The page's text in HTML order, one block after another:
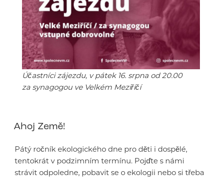
Účastníci zájezdu, v pátek 16. srpna od 20.00
za synagogou ve Velkém Meziříčí
Ahoj Země!
Pátý ročník ekologického dne pro děti i dospělé,
tentokrát v podzimním termínu. Pojďte s námi
strávit odpoledne, pobavit se o ekologii nebo si třeba